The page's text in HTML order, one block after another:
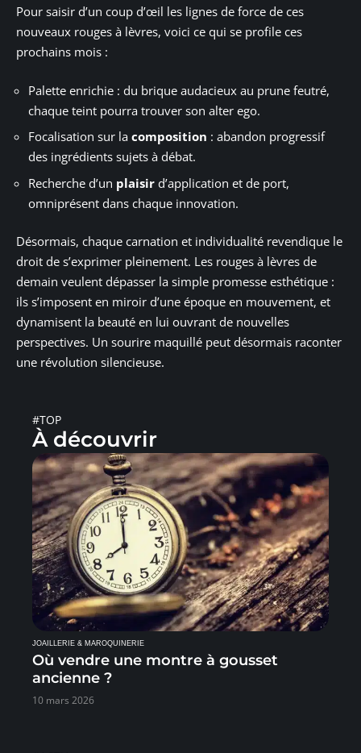
Pour saisir d’un coup d’œil les lignes de force de ces
nouveaux rouges à lèvres, voici ce qui se profile ces
prochains mois :
Palette enrichie : du brique audacieux au prune feutré,
chaque teint pourra trouver son alter ego.
Focalisation sur la composition : abandon progressif
des ingrédients sujets à débat.
Recherche d’un plaisir d’application et de port,
omniprésent dans chaque innovation.
Désormais, chaque carnation et individualité revendique le
droit de s’exprimer pleinement. Les rouges à lèvres de
demain veulent dépasser la simple promesse esthétique :
ils s’imposent en miroir d’une époque en mouvement, et
dynamisent la beauté en lui ouvrant de nouvelles
perspectives. Un sourire maquillé peut désormais raconter
une révolution silencieuse.
#TOP
À découvrir
JOAILLERIE & MAROQUINERIE
Où vendre une montre à gousset
ancienne ?
10 mars 2026